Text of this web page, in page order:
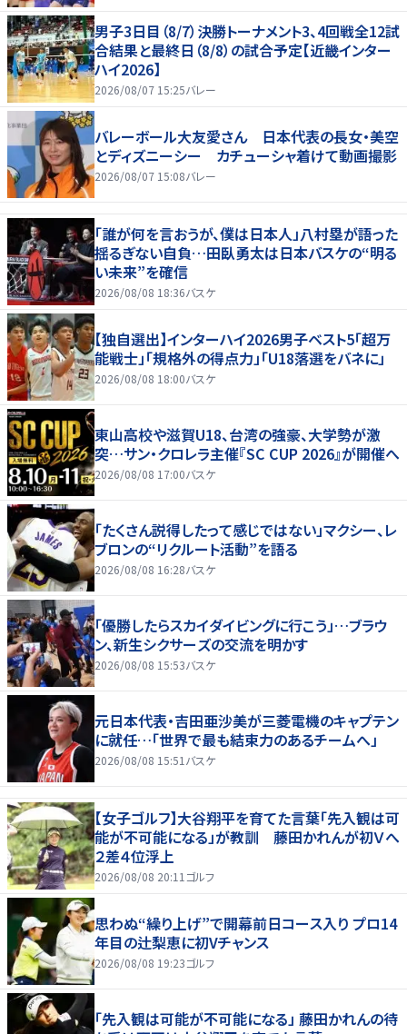
男子3日目（8/7）決勝トーナメント3、4回戦全12試
合結果と最終日（8/8）の試合予定【近畿インター
ハイ2026】
2026/08/07 15:25バレー
バレーボール大友愛さん 日本代表の長女・美空
とディズニーシー カチューシャ着けて動画撮影
2026/08/07 15:08バレー
「誰が何を言おうが、僕は日本人」八村塁が語った
揺るぎない自負…田臥勇太は日本バスケの“明る
い未来”を確信
2026/08/08 18:36バスケ
【独自選出】インターハイ2026男子ベスト5「超万
能戦士」「規格外の得点力」「U18落選をバネに」
2026/08/08 18:00バスケ
東山高校や滋賀U18、台湾の強豪、大学勢が激
突…サン・クロレラ主催『SC CUP 2026』が開催へ
2026/08/08 17:00バスケ
「たくさん説得したって感じではない」マクシー、レ
ブロンの“リクルート活動”を語る
2026/08/08 16:28バスケ
「優勝したらスカイダイビングに行こう」…ブラウ
ン、新生シクサーズの交流を明かす
2026/08/08 15:53バスケ
元日本代表・吉田亜沙美が三菱電機のキャプテン
に就任…「世界で最も結束力のあるチームへ」
2026/08/08 15:51 バスケ
【女子ゴルフ】大谷翔平を育てた言葉「先入観は可
能が不可能になる」が教訓 藤田かれんが初Ｖへ
２差４位浮上
2026/08/08 20:11 ゴルフ
思わぬ“繰り上げ”で開幕前日コース入り プロ14
年目の辻梨恵に初Vチャンス
2026/08/08 19:23ゴルフ
「先入観は可能が不可能になる」 藤田かれんの待